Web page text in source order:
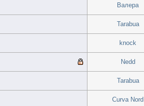
Валера
Tarabua
knock
Nedd
Tarabua
Curva Nord